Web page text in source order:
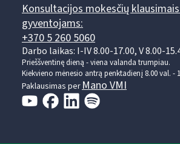
Konsultacijos mokesčių
gyventojams:
+370 5 260 5060
Darbo laikas: I-IV 8.00-17.00, V 8.00-
Prieššventinę dieną - viena valanda trumpiau.
Kiekvieno mėnesio antrą penktadienį 8.00 val. -
Paklausimas per Mano VMI